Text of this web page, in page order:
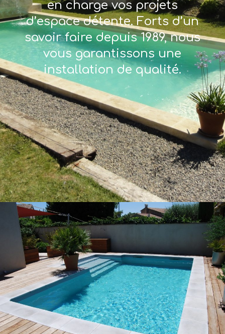
en charge vos projets
d’espace détente. Forts d’un
savoir faire depuis 1989, nous
vous garantissons une
installation de qualité.